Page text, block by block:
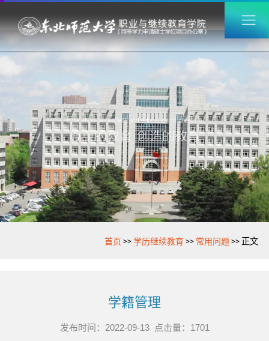
首页 >>学历继续教育>> 常用问题>> 正文
学籍管理
发布时间：2022-09-13 点击量： 1701